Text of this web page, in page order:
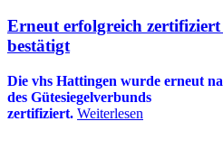
Erneut erfolgreich zertifiziert
bestätigt
Die vhs Hattingen wurde erneut
des Gütesiegelverbunds
zertifiziert. Weiterlesen